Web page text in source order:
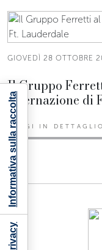
GIOVEDÌ 28 OTTOBRE
Il Gruppo
Internazione di
LEGGI IN DETTAGLIO
Informativa sulla raccolta